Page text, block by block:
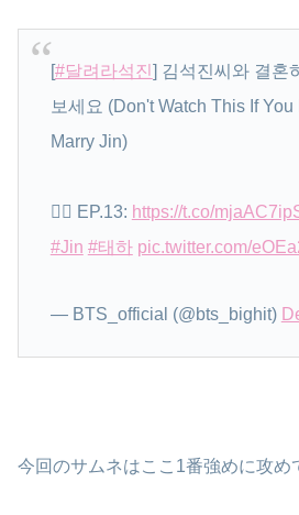
[#달려라석진 ] 김석진씨와 결혼
보세요 (Don't Watch This If You
Marry Jin)
🏃‍♂️ EP.13: https://t.co/
#Jin #태하 pic.twitter.com/
— BTS_official (@bts_bighit)
今回のサムネはここ1番強めに攻め